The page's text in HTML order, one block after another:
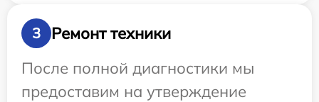
3
Ремонт техники
После полной диагностики мы
предоставим на утверждение